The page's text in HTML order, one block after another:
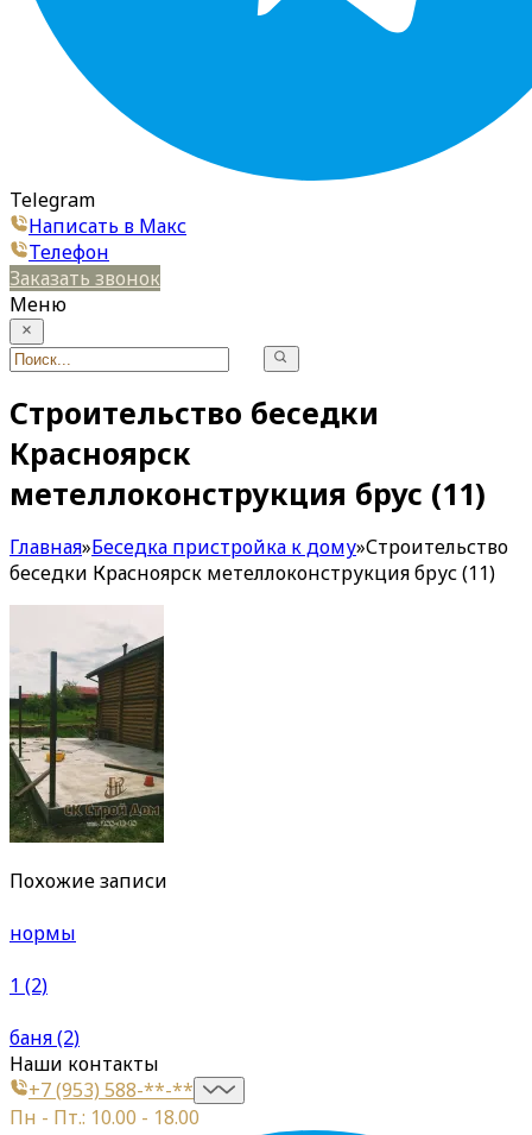
Telegram
Написать в Макс
Телефон
Заказать звонок
Меню
Строительство беседки
Красноярск
метеллоконструкция брус (11)
Главная»Беседка пристройка к дому»Строительство
беседки Красноярск метеллоконструкция брус (11)
Похожие записи
нормы
1 (2)
баня (2)
Наши контакты
+7 (953) 588-**-**
Пн - Пт.: 10.00 - 18.00